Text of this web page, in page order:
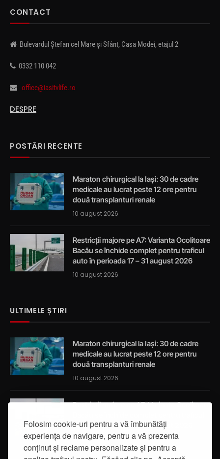
Folosim cookie-uri pentru a vă îmbunătăți
experiența de navigare, pentru a vă prezenta
conținut și reclame personalizate și pentru a
CONTACT
Bulevardul Ștefan cel Mare și Sfânt, Casa Modei, etajul 2
0332 110 042
office@iasitvlife.ro
DESPRE
POSTĂRI RECENTE
Maraton chirurgical la Iași: 30 de cadre
medicale au lucrat peste 12 ore pentru
două transplanturi renale
10 august 2026
Restricții majore pe A7: Varianta Ocolitoare
Bacău se închide complet pentru traficul
auto în perioada 17 – 31 august 2026
10 august 2026
ULTIMELE ȘTIRI
Maraton chirurgical la Iași: 30 de cadre
medicale au lucrat peste 12 ore pentru
două transplanturi renale
10 august 2026
Restricții majore pe A7: Varianta Ocolitoare
auto în perioada 17 – 31 august 2026
10 august 2026